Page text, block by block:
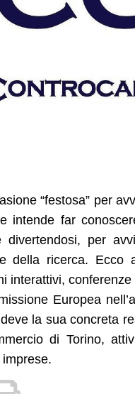
“festosa” per
intende far
divertendosi, per
della ricerca.
interattivi,
Europea
la sua concreta
di Torino,